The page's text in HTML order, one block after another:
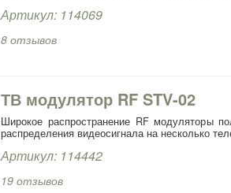
Артикул: 114069
8 отзывов
ТВ модулятор RF STV-02
Широкое распространение RF модуляторы
распределения видеосигнала на несколько
Артикул: 114442
19 отзывов